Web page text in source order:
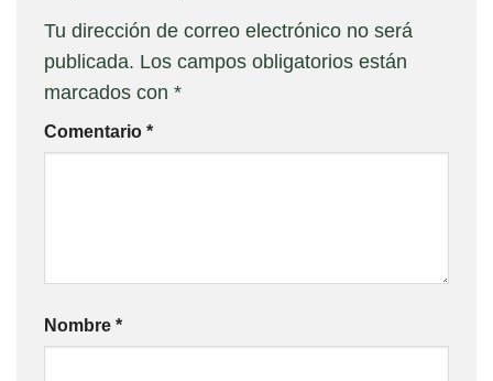
Tu dirección de correo electrónico no será
publicada. Los campos obligatorios están
marcados con *
Comentario *
Nombre *